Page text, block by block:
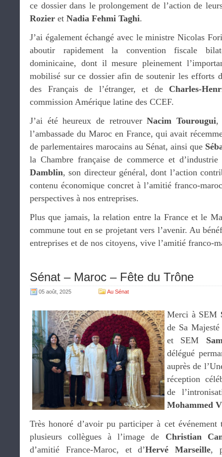
ce dossier dans le prolongement de l’action de
Rozier et Nadia Fehmi Taghi.
J’ai également échangé avec le ministre Nicolas
aboutir rapidement la convention fiscale
dominicaine, dont il mesure pleinement
mobilisé sur ce dossier afin de soutenir les efforts
des Français de l’étranger, et de Charles-
commission Amérique latine des CCEF.
J’ai été heureux de retrouverNacim Tourougui,
l’ambassade du Maroc en France, qui avait
de parlementaires marocains au Sénat, ainsi que
la Chambre française de commerce et
Damblin, son directeur général, dont l’action
contenu économique concret à l’amitié franco-
perspectives à nos entreprises.
Plus que jamais, la relation entre la France et le
commune tout en se projetant vers l’avenir. Au
entreprises et de nos citoyens, vive l’amitié franco-
Sénat – Maroc – Fête du Trône
05 août, 2025 Au Sénat
Merci à SEM
de Sa
et SEM
délégué
auprès de
réception
de
Mohammed
Très honoré d’avoir pu participer à cet événement
plusieurs collègues à l’image de Christian
d’amitié France-Maroc, et d’Hervé Marseille,